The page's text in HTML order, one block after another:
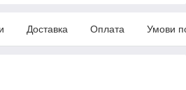
Доставка Оплата Умови